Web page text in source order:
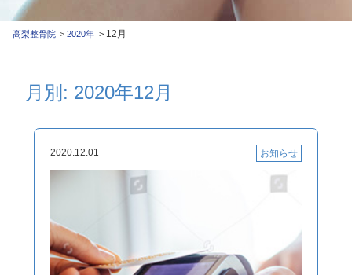
高梨整骨院 2020年 12月
月別: 2020年12月
2020.12.01 お知らせ